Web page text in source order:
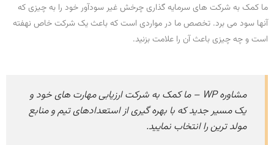
ما کمک به شرکت های سرمایه گذاری چرخش غیر سودآور خود را به چیزی که
آنها سود می برد. تخصص ما در مواردی است که باعث یک شرکت خاص نهفته
است و چه چیزی باعث آن را علامت بزنید.
مشاوره WP – ما کمک به شرکت ارزیابی مهارت های خود و
یک مسیر جدید که با بهره گیری از استعدادهای تیم و منابع
مولد ترین را انتخاب نمایید.